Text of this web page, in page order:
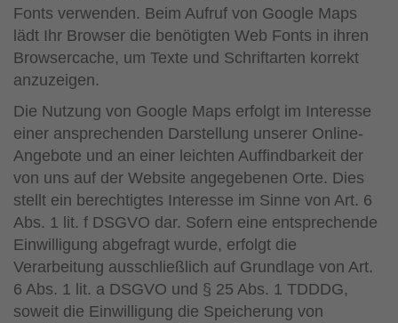
Fonts verwenden. Beim Aufruf von Google Maps
lädt Ihr Browser die benötigten Web Fonts in ihren
Browsercache, um Texte und Schriftarten korrekt
anzuzeigen.
Die Nutzung von Google Maps erfolgt im Interesse
einer ansprechenden Darstellung unserer Online-
Angebote und an einer leichten Auffindbarkeit der
von uns auf der Website angegebenen Orte. Dies
stellt ein berechtigtes Interesse im Sinne von Art. 6
Abs. 1 lit. f DSGVO dar. Sofern eine entsprechende
Einwilligung abgefragt wurde, erfolgt die
Verarbeitung ausschließlich auf Grundlage von Art.
6 Abs. 1 lit. a DSGVO und § 25 Abs. 1 TDDDG,
soweit die Einwilligung die Speicherung von